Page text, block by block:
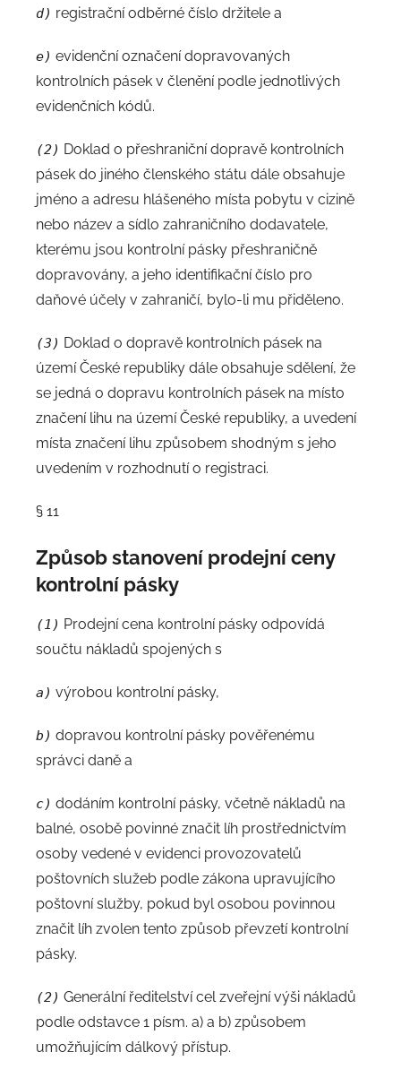
d) registrační odběrné číslo držitele a
e) evidenční označení dopravovaných
kontrolních pásek v členění podle jednotlivých
evidenčních kódů.
(2) Doklad o přeshraniční dopravě kontrolních
pásek do jiného členského státu dále obsahuje
jméno a adresu hlášeného místa pobytu v cizině
nebo název a sídlo zahraničního dodavatele,
kterému jsou kontrolní pásky přeshraničně
dopravovány, a jeho identifikační číslo pro
daňové účely v zahraničí, bylo-li mu přiděleno.
(3) Doklad o dopravě kontrolních pásek na
území České republiky dále obsahuje sdělení, že
se jedná o dopravu kontrolních pásek na místo
značení lihu na území České republiky, a uvedení
místa značení lihu způsobem shodným s jeho
uvedením v rozhodnutí o registraci.
§ 11
Způsob stanovení prodejní ceny
kontrolní pásky
(1) Prodejní cena kontrolní pásky odpovídá
součtu nákladů spojených s
a) výrobou kontrolní pásky,
b) dopravou kontrolní pásky pověřenému
správci daně a
c) dodáním kontrolní pásky, včetně nákladů na
balné, osobě povinné značit líh prostřednictvím
osoby vedené v evidenci provozovatelů
poštovních služeb podle zákona upravujícího
poštovní služby, pokud byl osobou povinnou
značit líh zvolen tento způsob převzetí kontrolní
pásky.
(2) Generální ředitelství cel zveřejní výši nákladů
podle odstavce 1 písm. a) a b) způsobem
umožňujícím dálkový přístup.